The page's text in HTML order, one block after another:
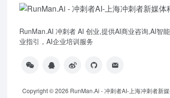
RunMan.AI 冲刺者 AI 创业,提供AI商业咨询,AI智
业指引，AI企业培训服务
Copyright © 2026 RunMan.Ai - 冲刺者AI-上海冲刺者新